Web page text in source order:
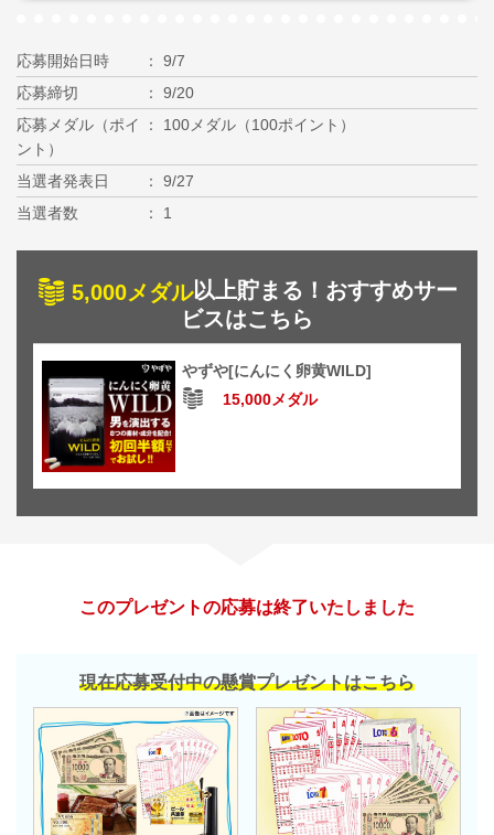
応募開始日時
9/7
応募締切
9/20
応募メダル（ポイ
ント）
100メダル（100ポイント）
当選者発表日
9/27
当選者数
1
5,000メダル以上貯まる！おすすめサー
ビスはこちら
やずや[にんにく卵黄WILD]
15,000メダル
このプレゼントの応募は終了いたしました
現在応募受付中の懸賞プレゼントはこちら